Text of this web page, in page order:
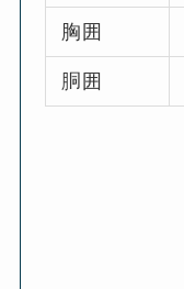
胸囲
胴囲